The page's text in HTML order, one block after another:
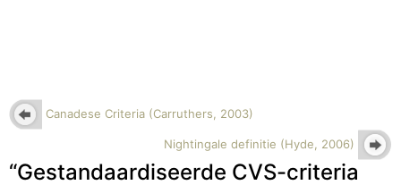
Canadese Criteria (Carruthers, 2003)
Nightingale definitie (Hyde, 2006)
“Gestandaardiseerde CVS-criteria